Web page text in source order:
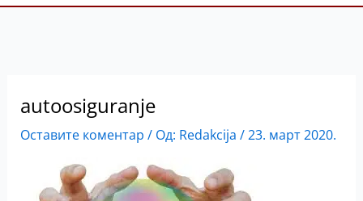
autoosiguranje
Оставите коментар / Од: Redakcija /23. март 2020.